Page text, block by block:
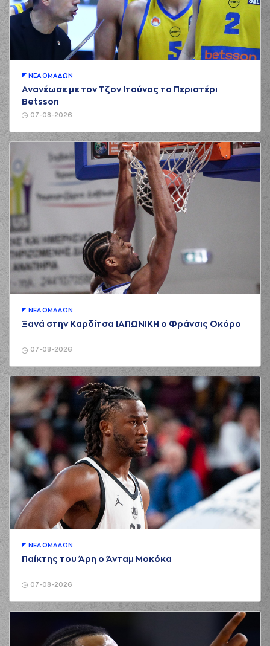
07-08-2026
ΝΕA ΟΜAΔΩΝ
Ανανέωσε με τον Τζον Ιτούνας το Περιστέρι
Betsson
07-08-2026
ΝΕA ΟΜAΔΩΝ
Ξανά στην Καρδίτσα ΙΑΠΩΝΙΚΗ ο Φράνσις Οκόρο
07-08-2026
ΝΕA ΟΜAΔΩΝ
Παίκτης του Άρη ο Άνταμ Μοκόκα